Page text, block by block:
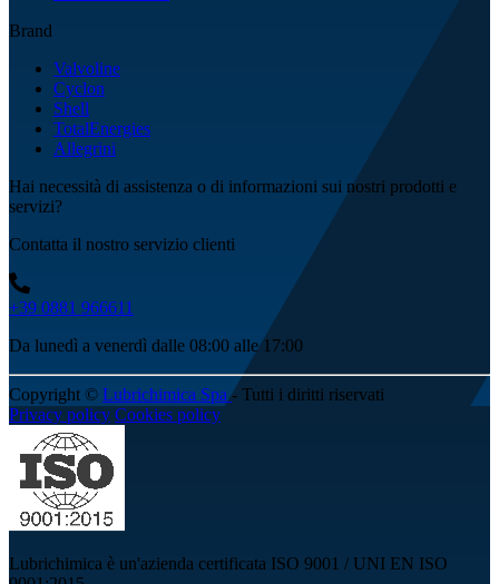
Brand
Valvoline
Cyclon
Shell
TotalEnergies
Allegrini
Hai necessità di assistenza o di informazioni sui nostri prodotti e
servizi?
Contatta il nostro servizio clienti
+39 0881 966611
Da lunedì a venerdì dalle 08:00 alle 17:00
Copyright © Lubrichimica Spa- Tutti i diritti riservati
Privacy policy Cookies policy
Lubrichimica è un'azienda certificata ISO 9001 / UNI EN ISO